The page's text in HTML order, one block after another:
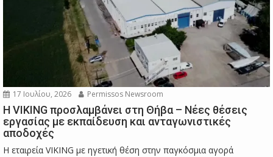
17 Ιουλίου, 2026 Permissos Newsroom
Η VIKING προσλαμβάνει στη Θήβα – Νέες θέσεις
εργασίας με εκπαίδευση και ανταγωνιστικές
αποδοχές
Η εταιρεία VIKING με ηγετική θέση στην παγκόσμια αγορά